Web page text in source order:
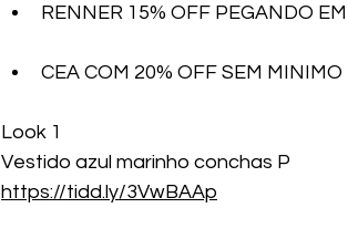
RENNER 15% OFF PEGANDO
CEA COM 20% OFF SEM
Look 1
Vestido azul marinho conchas P
https://tidd.ly/3VwBAAp